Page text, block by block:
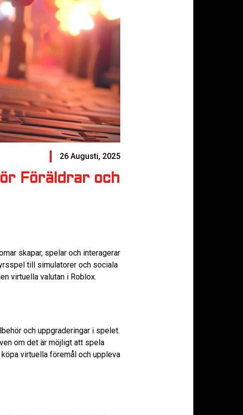
26 Augusti, 2025
Föräldrar och
skapar, spelar och interagerar
till simulatorer och sociala
virtuella valutan i Roblox.
och uppgraderingar i spelet.
om det är möjligt att spela
virtuella föremål och uppleva